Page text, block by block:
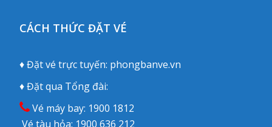
CÁCH THỨC ĐẶT VÉ
♦ Đặt vé trực tuyến: phongbanve.vn
♦ Đặt qua Tổng đài:
Vé máy bay: 1900 1812
Vé tàu hỏa: 1900 636 212